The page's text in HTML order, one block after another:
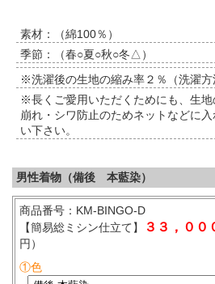
素材：（綿100％）
季節：（春○夏○秋○冬△）
※洗濯後の生地の縮み率２％（洗濯方
※長くご愛用いただくためにも、生
崩れ・シワ防止のためネットなどに
い下さい。
男性着物（備後 本藍染）
商品番号：KM-BINGO-D
【簡易総ミシン仕立て】
３３，００
円）
①色